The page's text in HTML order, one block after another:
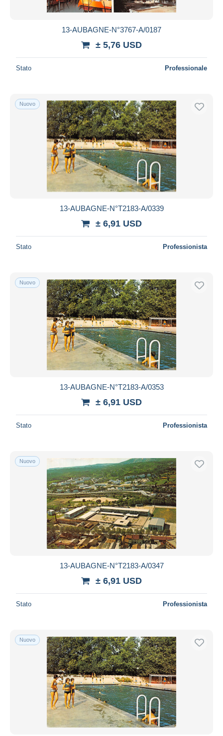
13-AUBAGNE-N°3767-A/0187
± 5,76 USD
Stato Professionale
Nuovo
13-AUBAGNE-N°T2183-A/0339
± 6,91 USD
Stato Professionista
Nuovo
13-AUBAGNE-N°T2183-A/0353
± 6,91 USD
Stato Professionista
Nuovo
13-AUBAGNE-N°T2183-A/0347
± 6,91 USD
Stato Professionista
Nuovo